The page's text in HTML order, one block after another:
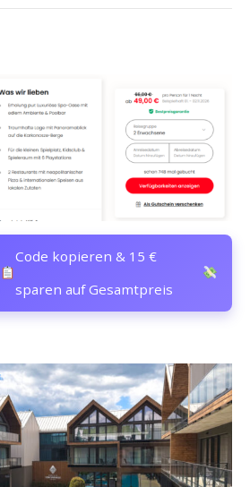
Code kopieren & 15 €
sparen auf Gesamtpreis